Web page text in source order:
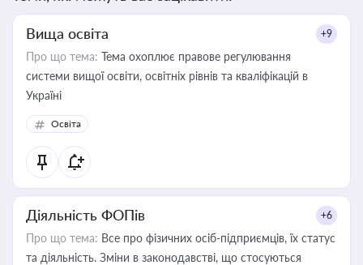
Вища освіта +9
Про що тема: Тема охоплює правове регулювання
системи вищої освіти, освітніх рівнів та кваліфікацій в
Україні
Освіта
Діяльність ФОПів +6
Про що тема: Все про фізичних осіб-підприємців, їх статус
та діяльність. Зміни в законодавстві, що стосуються